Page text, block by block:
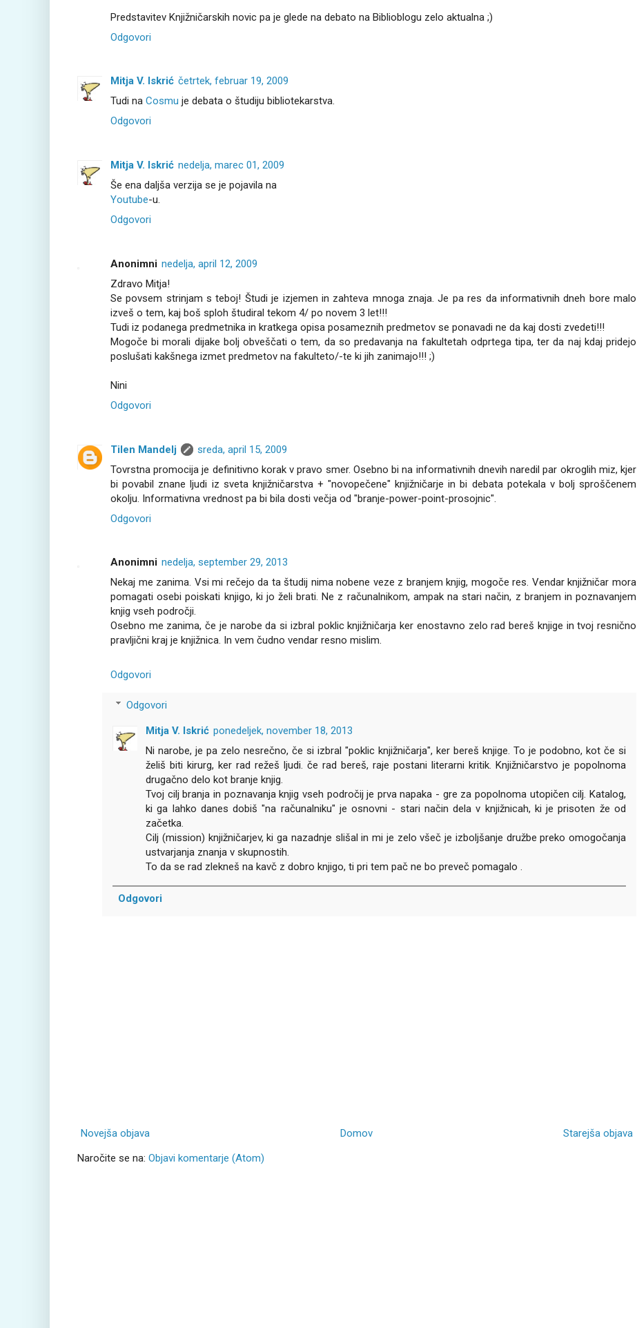
Predstavitev Knjižničarskih novic pa je glede na debato na Biblioblogu zelo aktualna ;)
Odgovori
Mitja V. Iskrić četrtek, februar 19, 2009
Tudi na Cosmu je debata o študiju bibliotekarstva.
Odgovori
Mitja V. Iskrić nedelja, marec 01, 2009
Še ena daljša verzija se je pojavila na
Youtube-u.
Odgovori
Anonimni nedelja, april 12, 2009
Zdravo Mitja!
Se povsem strinjam s teboj! Študi je izjemen in zahteva mnoga znaja. Je pa res da informativnih dneh bore malo
izveš o tem, kaj boš sploh študiral tekom 4/ po novem 3 let!!!
Tudi iz podanega predmetnika in kratkega opisa posameznih predmetov se ponavadi ne da kaj dosti zvedeti!!!
Mogoče bi morali dijake bolj obveščati o tem, da so predavanja na fakultetah odprtega tipa, ter da naj kdaj pridejo
poslušati kakšnega izmet predmetov na fakulteto/-te ki jih zanimajo!!! ;)
Nini
Odgovori
Tilen Mandelj
sreda, april 15, 2009
Tovrstna promocija je definitivno korak v pravo smer. Osebno bi na informativnih dnevih naredil par okroglih miz, kjer
bi povabil znane ljudi iz sveta knjižničarstva + "novopečene" knjižničarje in bi debata potekala v bolj sproščenem
okolju. Informativna vrednost pa bi bila dosti večja od "branje-power-point-prosojnic".
Odgovori
Anonimni nedelja, september 29, 2013
Nekaj me zanima. Vsi mi rečejo da ta študij nima nobene veze z branjem knjig, mogoče res. Vendar knjižničar mora
pomagati osebi poiskati knjigo, ki jo želi brati. Ne z računalnikom, ampak na stari način, z branjem in poznavanjem
knjig vseh področji.
Osebno me zanima, če je narobe da si izbral poklic knjižničarja ker enostavno zelo rad bereš knjige in tvoj resnično
pravljični kraj je knjižnica. In vem čudno vendar resno mislim.
Odgovori
Odgovori
Mitja V. Iskrić ponedeljek, november 18, 2013
Ni narobe, je pa zelo nesrečno, če si izbral "poklic knjižničarja", ker bereš knjige. To je podobno, kot če si
želiš biti kirurg, ker rad režeš ljudi. če rad bereš, raje postani literarni kritik. Knjižničarstvo je popolnoma
drugačno delo kot branje knjig.
Tvoj cilj branja in poznavanja knjig vseh področij je prva napaka - gre za popolnoma utopičen cilj. Katalog,
ki ga lahko danes dobiš "na računalniku" je osnovni - stari način dela v knjižnicah, ki je prisoten že od
začetka.
Cilj (mission) knjižničarjev, ki ga nazadnje slišal in mi je zelo všeč je izboljšanje družbe preko omogočanja
ustvarjanja znanja v skupnostih.
To da se rad zlekneš na kavč z dobro knjigo, ti pri tem pač ne bo preveč pomagalo .
Odgovori
Novejša objava Starejša objava
Domov
Naročite se na: Objavi komentarje (Atom)